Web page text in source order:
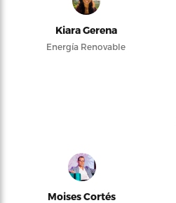
Kiara Gerena
Energía Renovable
Moises Cortés